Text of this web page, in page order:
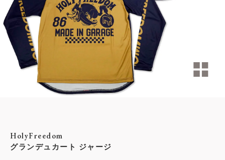
HolyFreedom
グランデュカート ジャージ